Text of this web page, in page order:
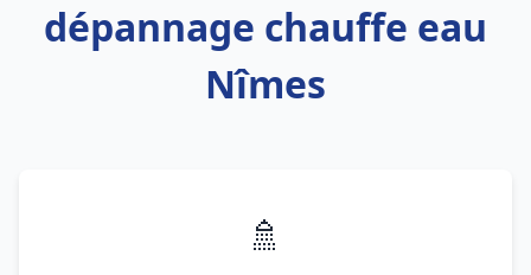
dépannage chauffe eau
Nîmes
🚿